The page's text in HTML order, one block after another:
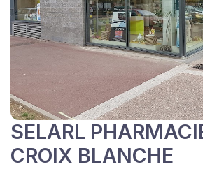
SELARL
CROIX BLANCHE